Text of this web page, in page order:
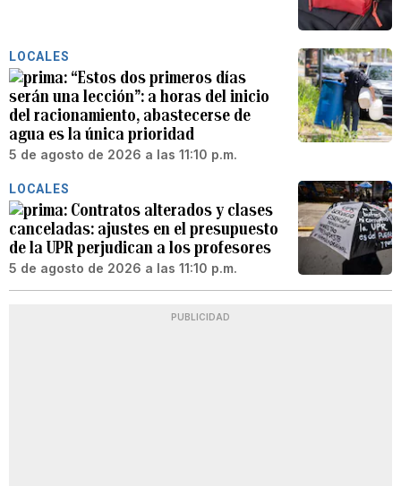
LOCALES
“Estos dos primeros días
serán una lección”: a horas del inicio
del racionamiento, abastecerse de
agua es la única prioridad
5 de agosto de 2026 a las 11:10 p.m.
LOCALES
Contratos alterados y clases
canceladas: ajustes en el presupuesto
de la UPR perjudican a los profesores
5 de agosto de 2026 a las 11:10 p.m.
PUBLICIDAD